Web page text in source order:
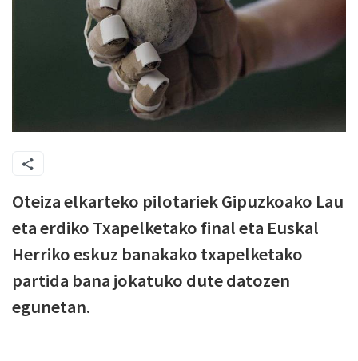
Oteiza elkarteko pilotariek Gipuzkoako Lau
eta erdiko Txapelketako final eta Euskal
Herriko eskuz banakako txapelketako
partida bana jokatuko dute datozen
egunetan.